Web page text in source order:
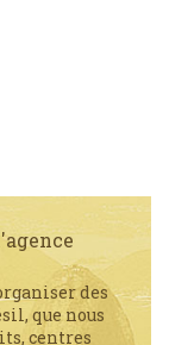
des
que nous
centres